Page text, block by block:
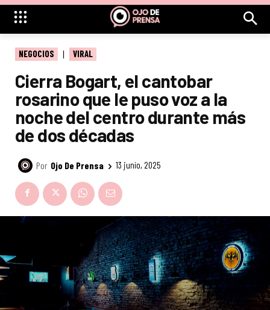
NEGOCIOS VIRAL
Cierra Bogart, el cantobar
rosarino que le puso voz a la
noche del centro durante más
de dos décadas
Por Ojo De Prensa 13 junio, 2025